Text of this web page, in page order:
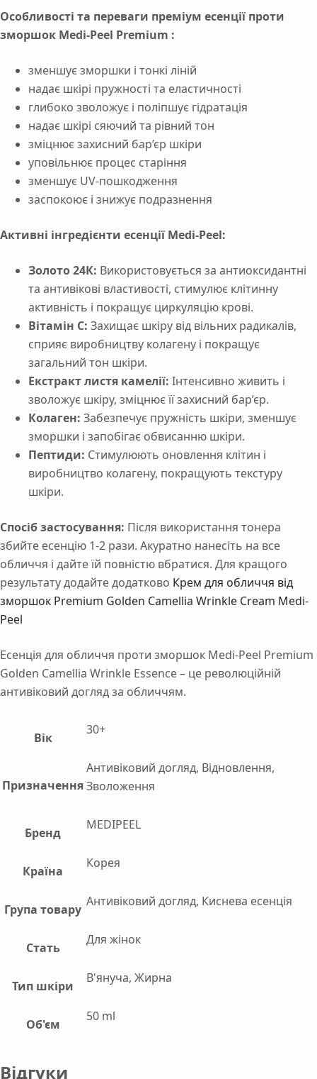
Особливості та переваги преміум есенції проти
зморшок Medi-Peel Premium :
зменшує зморшки і тонкі ліній
надає шкірі пружності та еластичності
глибоко зволожує і поліпшує гідратація
надає шкірі сяючий та рівний тон
зміцнює захисний бар’єр шкіри
уповільнює процес старіння
зменшує UV-пошкодження
заспокоює і знижує подразнення
Активні інгредієнти есенції Medi-Peel:
Золото 24К: Використовується за антиоксидантні
та антивікові властивості, стимулює клітинну
активність і покращує циркуляцію крові.
Вітамін C: Захищає шкіру від вільних радикалів,
сприяє виробництву колагену і покращує
загальний тон шкіри.
Екстракт листя камелії: Інтенсивно живить і
зволожує шкіру, зміцнює її захисний бар’єр.
Колаген: Забезпечує пружність шкіри, зменшує
зморшки і запобігає обвисанню шкіри.
Пептиди: Стимулюють оновлення клітин і
виробництво колагену, покращують текстуру
шкіри.
Спосіб застосування: Після використання тонера
збийте есенцію 1-2 рази. Акуратно нанесіть на все
обличчя і дайте їй повністю вбратися. Для кращого
результату додайте додатково Крем для обличчя від
зморшок Premium Golden Camellia Wrinkle Cream Medi-
Peel
Есенція для обличчя проти зморшок Medi-Peel Premium
Golden Camellia Wrinkle Essence – це революційній
антивіковий догляд за обличчям.
Вік
30+
Призначення
Антивіковий догляд, Відновлення,
Зволоження
Бренд
MEDIPEEL
Країна
Корея
Група товару
Антивіковий догляд, Киснева есенція
Стать
Для жінок
Тип шкіри
В'януча, Жирна
Об'єм
50 ml
Відгуки